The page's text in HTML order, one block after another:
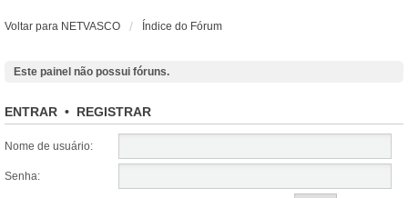
Voltar para NETVASCO Índice do Fórum
Este painel não possui fóruns.
ENTRAR • REGISTRAR
Nome de usuário:
Senha: